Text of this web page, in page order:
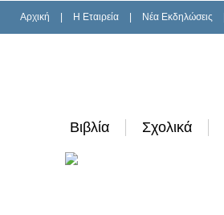
Αρχική H Εταιρεία Νέα Εκδηλώσεις
Βιβλία Σχολικά